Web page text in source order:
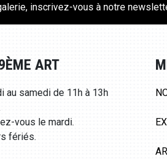
inscrivez-vous à notre
ART
au samedi de 11h à 13h
vous le mardi.
fériés.